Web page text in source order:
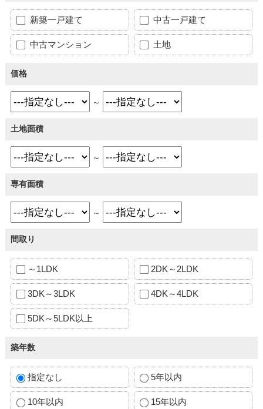
新築一戸建て 中古一戸建て
中古マンション 土地
価格
～
土地面積
～
専有面積
～
間取り
～1LDK 2DK～2LDK
3DK～3LDK 4DK～4LDK
5DK～5LDK以上
築年数
指定なし 5年以内
10年以内 15年以内